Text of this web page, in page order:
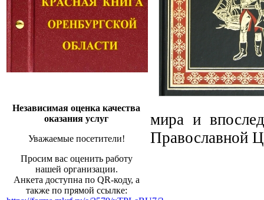
Независимая оценка качества
оказания услуг
Уважаемые посетители!
Просим вас оценить работу
нашей организации.
Анкета доступна по QR-коду, а
также по прямой ссылке:
мира и
Православной